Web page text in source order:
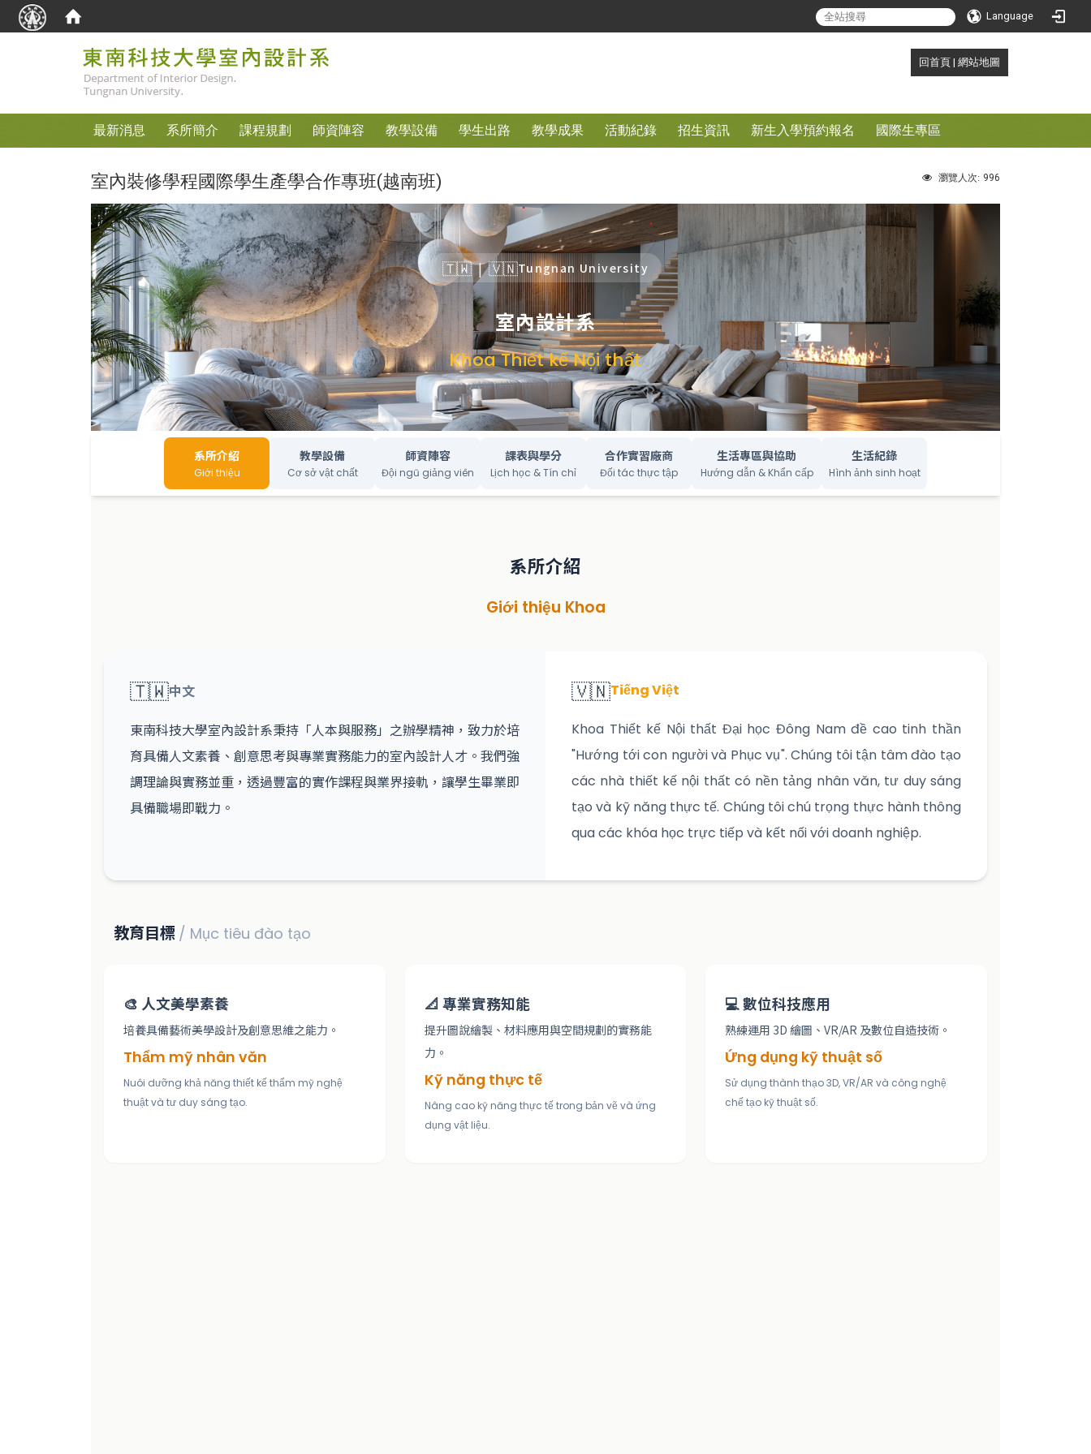
search Language
回首頁 | 網站地圖
最新消息 系所簡介 課程規劃 師資陣容 教學設備 學生出路 教學成果 活動紀錄 招生資訊 新生入學預約報名 國際生專區
瀏覽人次: 996
室內裝修學程國際學生產學合作專班(越南班)
🇹🇼 | 🇻🇳Tungnan University
室內設計系
Khoa Thiết kế Nội thất
系所介紹
Giới thiệu
教學設備
Cơ sở vật chất
師資陣容
Đội ngũ giảng viên
課表與學分
Lịch học & Tín chỉ
合作實習廠商
Đối tác thực tập
生活專區與協助
Hướng dẫn & Khẩn cấp
生活紀錄
Hình ảnh sinh hoạt
系所介紹
Giới thiệu Khoa
🇹🇼中文
東南科技大學室內設計系秉持「人本與服務」之辦學精神，致力於培
育具備人文素養、創意思考與專業實務能力的室內設計人才。我們強
調理論與實務並重，透過豐富的實作課程與業界接軌，讓學生畢業即
具備職場即戰力。
🇻🇳Tiếng Việt
Khoa Thiết kế Nội thất Đại học Đông Nam đề cao tinh thần
"Hướng tới con người và Phục vụ". Chúng tôi tận tâm đào tạo
các nhà thiết kế nội thất có nền tảng nhân văn, tư duy sáng
tạo và kỹ năng thực tế. Chúng tôi chú trọng thực hành thông
qua các khóa học trực tiếp và kết nối với doanh nghiệp.
教育目標 / Mục tiêu đào tạo
🎨 人文美學素養
培養具備藝術美學設計及創意思維之能力。
Thẩm mỹ nhân văn
Nuôi dưỡng khả năng thiết kế thẩm mỹ nghệ
thuật và tư duy sáng tạo.
📐 專業實務知能
提升圖說繪製、材料應用與空間規劃的實務能
力。
Kỹ năng thực tế
Nâng cao kỹ năng thực tế trong bản vẽ và ứng
dụng vật liệu.
💻 數位科技應用
熟練運用 3D 繪圖、VR/AR 及數位自造技術。
Ứng dụng kỹ thuật số
Sử dụng thành thạo 3D, VR/AR và công nghệ
chế tạo kỹ thuật số.